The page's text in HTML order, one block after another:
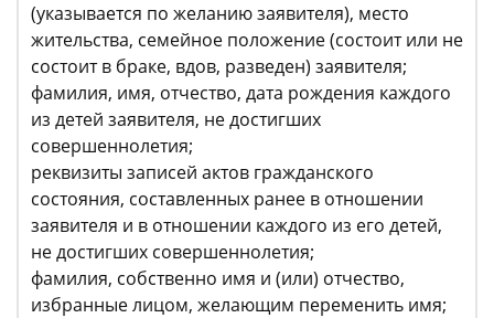
(указывается по желанию заявителя), место
жительства, семейное положение (состоит или не
состоит в браке, вдов, разведен) заявителя;
фамилия, имя, отчество, дата рождения каждого
из детей заявителя, не достигших
совершеннолетия;
реквизиты записей актов гражданского
состояния, составленных ранее в отношении
заявителя и в отношении каждого из его детей,
не достигших совершеннолетия;
фамилия, собственно имя и (или) отчество,
избранные лицом, желающим переменить имя;